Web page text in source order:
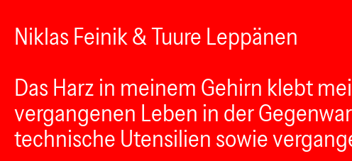
Niklas Feinik & Tuure Leppänen
Das Harz in meinem Gehirn klebt
vergangenen Leben in der
technische Utensilien sowie